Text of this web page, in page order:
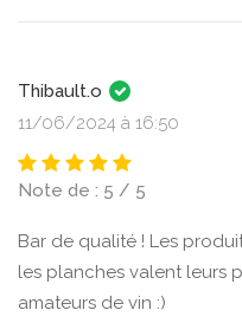
Thibault.o
11/06/2024 à 16:50
Note de : 5 / 5
Bar de qualité ! Les
les planches valent leurs
amateurs de vin :)